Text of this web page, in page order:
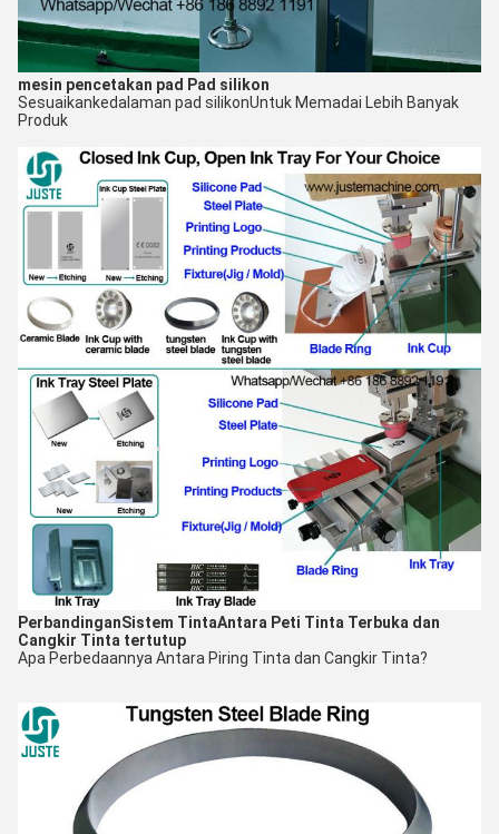
mesin pencetakan pad Pad silikon
Sesuaikankedalaman pad silikonUntuk Memadai Lebih Banyak
Produk
PerbandinganSistem TintaAntara Peti Tinta Terbuka dan
Cangkir Tinta tertutup
Apa Perbedaannya Antara Piring Tinta dan Cangkir Tinta?